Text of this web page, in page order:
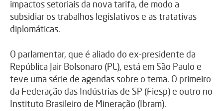
impactos setoriais da nova tarifa, de modo a
subsidiar os trabalhos legislativos e as tratativas
diplomáticas.
O parlamentar, que é aliado do ex-presidente da
República Jair Bolsonaro (PL), está em São Paulo e
teve uma série de agendas sobre o tema. O primeiro
da Federação das Indústrias de SP (Fiesp) e outro no
Instituto Brasileiro de Mineração (Ibram).